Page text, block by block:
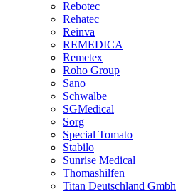
Rebotec
Rehatec
Reinva
REMEDICA
Remetex
Roho Group
Sano
Schwalbe
SGMedical
Sorg
Special Tomato
Stabilo
Sunrise Medical
Thomashilfen
Titan Deutschland Gmbh